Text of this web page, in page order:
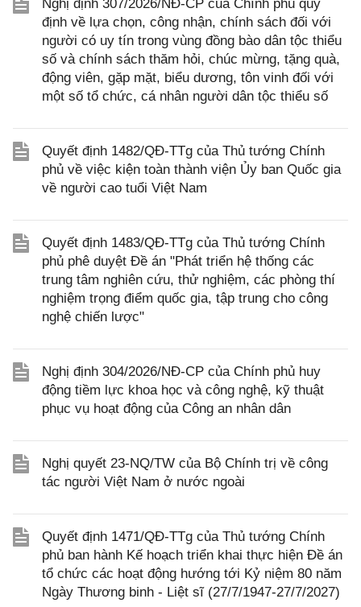
Nghị định 307/2026/NĐ-CP của Chính phủ quy
định về lựa chọn, công nhận, chính sách đối với
người có uy tín trong vùng đồng bào dân tộc thiểu
số và chính sách thăm hỏi, chúc mừng, tặng quà,
động viên, gặp mặt, biểu dương, tôn vinh đối với
một số tổ chức, cá nhân người dân tộc thiểu số
Quyết định 1482/QĐ-TTg của Thủ tướng Chính
phủ về việc kiện toàn thành viện Ủy ban Quốc gia
về người cao tuổi Việt Nam
Quyết định 1483/QĐ-TTg của Thủ tướng Chính
phủ phê duyệt Đề án "Phát triển hệ thống các
trung tâm nghiên cứu, thử nghiệm, các phòng thí
nghiệm trọng điểm quốc gia, tập trung cho công
nghệ chiến lược"
Nghị định 304/2026/NĐ-CP của Chính phủ huy
động tiềm lực khoa học và công nghệ, kỹ thuật
phục vụ hoạt động của Công an nhân dân
Nghị quyết 23-NQ/TW của Bộ Chính trị về công
tác người Việt Nam ở nước ngoài
Quyết định 1471/QĐ-TTg của Thủ tướng Chính
phủ ban hành Kế hoạch triển khai thực hiện Đề án
tổ chức các hoạt động hướng tới Kỷ niệm 80 năm
Ngày Thương binh - Liệt sĩ (27/7/1947-27/7/2027)